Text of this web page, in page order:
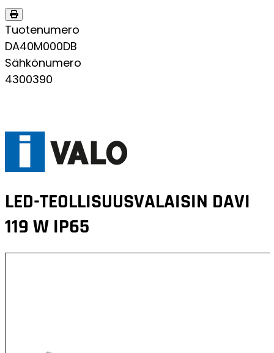
Tuotenumero
DA40M000DB
Sähkönumero
4300390
LED-TEOLLISUUSVALAISIN
119 W IP65